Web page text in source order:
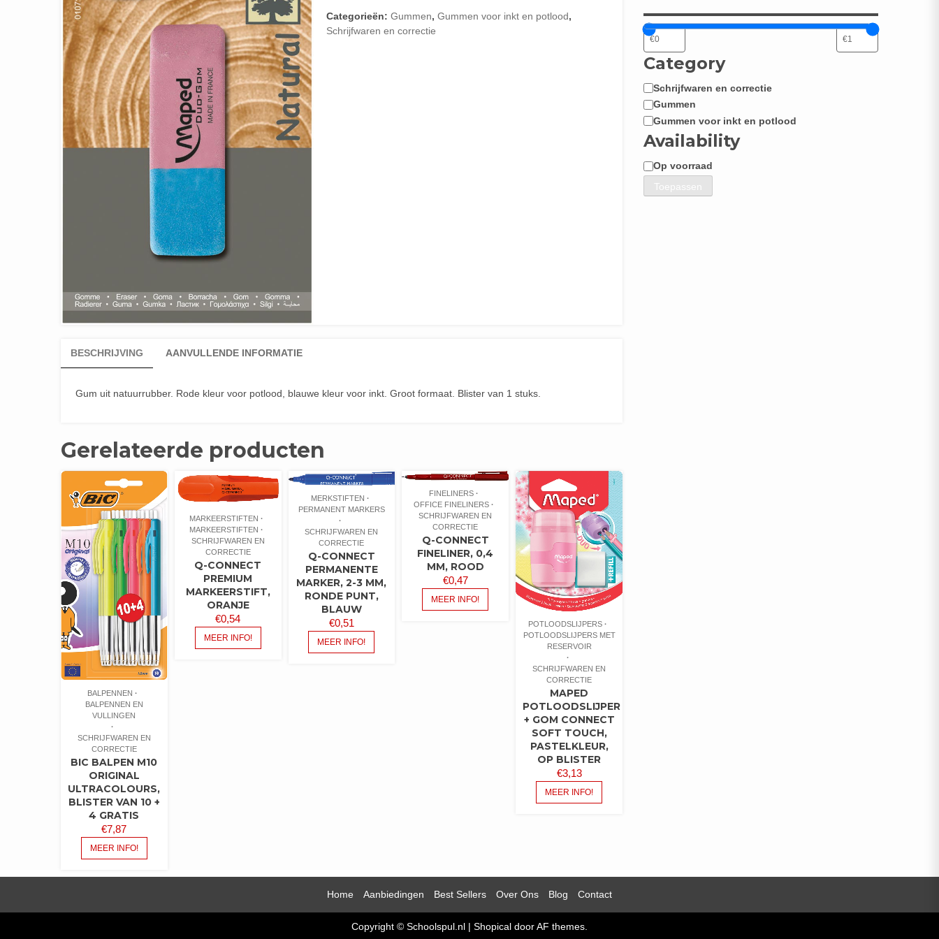
Categorieën: Gummen, Gummen voor inkt en potlood,
Schrijfwaren en correctie
BESCHRIJVING AANVULLENDE INFORMATIE
Gum uit natuurrubber. Rode kleur voor potlood, blauwe kleur voor inkt. Groot formaat. Blister van 1 stuks.
Gerelateerde producten
BALPENNEN
BALPENNEN EN
VULLINGEN
SCHRIJFWAREN EN
CORRECTIE
BIC BALPEN M10
ORIGINAL
ULTRACOLOURS,
BLISTER VAN 10 +
4 GRATIS
€7,87
MEER INFO!
MARKEERSTIFTEN
MARKEERSTIFTEN
SCHRIJFWAREN EN
CORRECTIE
Q-CONNECT
PREMIUM
MARKEERSTIFT,
ORANJE
€0,54
MEER INFO!
MERKSTIFTEN
PERMANENT MARKERS
SCHRIJFWAREN EN
CORRECTIE
Q-CONNECT
PERMANENTE
MARKER, 2-3 MM,
RONDE PUNT,
BLAUW
€0,51
MEER INFO!
FINELINERS
OFFICE FINELINERS
SCHRIJFWAREN EN
CORRECTIE
Q-CONNECT
FINELINER, 0,4
MM, ROOD
€0,47
MEER INFO!
POTLOODSLIJPERS
POTLOODSLIJPERS MET
RESERVOIR
SCHRIJFWAREN EN
CORRECTIE
MAPED
POTLOODSLIJPER
+ GOM CONNECT
SOFT TOUCH,
PASTELKLEUR,
OP BLISTER
€3,13
MEER INFO!
Category
Categorie
Schrijfwaren en correctie
Gummen
Gummen voor inkt en potlood
Availability
Beschikbaarheid
Op voorraad
Toepassen
Home Aanbiedingen Best Sellers Over Ons Blog Contact
Copyright © Schoolspul.nl | Shopical door AF themes.